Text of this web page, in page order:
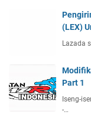
(LEX)
Lazada
Part 1
Iseng-
-…